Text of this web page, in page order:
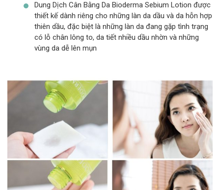
Dung Dịch Cân Bằng Da Bioderma Sebium Lotion được
thiết kế dành riêng cho những làn da dầu và da hỗn hợp
thiên dầu, đặc biệt là những làn da đang gặp tình trạng
có lỗ chân lông to, da tiết nhiều dầu nhờn và những
vùng da dễ lên mụn